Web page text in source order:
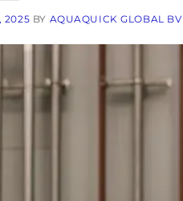
2025 BY AQUAQUICK GLOBAL BV